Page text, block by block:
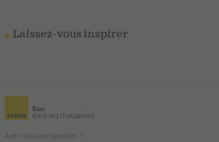
Laissez-vous inspirer
Bien
dans ses chaussures
Avez-vous une question ?